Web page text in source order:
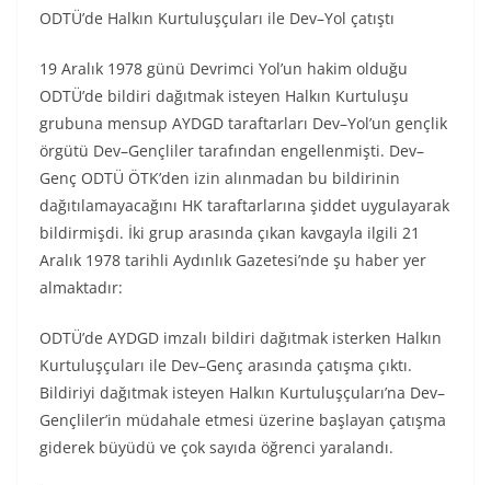
ODTÜ’de Halkın Kurtuluşçuları ile Dev–Yol çatıştı
19 Aralık 1978 günü Devrimci Yol’un hakim olduğu
ODTÜ’de bildiri dağıtmak isteyen Halkın Kurtuluşu
grubuna mensup AYDGD taraftarları Dev–Yol’un gençlik
örgütü Dev–Gençliler tarafından engellenmişti. Dev–
Genç ODTÜ ÖTK’den izin alınmadan bu bildirinin
dağıtılamayacağını HK taraftarlarına şiddet uygulayarak
bildirmişdi. İki grup arasında çıkan kavgayla ilgili 21
Aralık 1978 tarihli Aydınlık Gazetesi’nde şu haber yer
almaktadır:
ODTÜ’de AYDGD imzalı bildiri dağıtmak isterken Halkın
Kurtuluşçuları ile Dev–Genç arasında çatışma çıktı.
Bildiriyi dağıtmak isteyen Halkın Kurtuluşçuları’na Dev–
Gençliler’in müdahale etmesi üzerine başlayan çatışma
giderek büyüdü ve çok sayıda öğrenci yaralandı.